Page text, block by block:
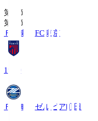
第1節
第1節
ＦＣ東京 FC東京
19:00
ＦＣ町田ゼルビア町田